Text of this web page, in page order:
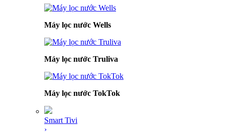
Máy lọc nước Wells
Máy lọc nước Truliva
Máy lọc nước TokTok
Smart Tivi
›